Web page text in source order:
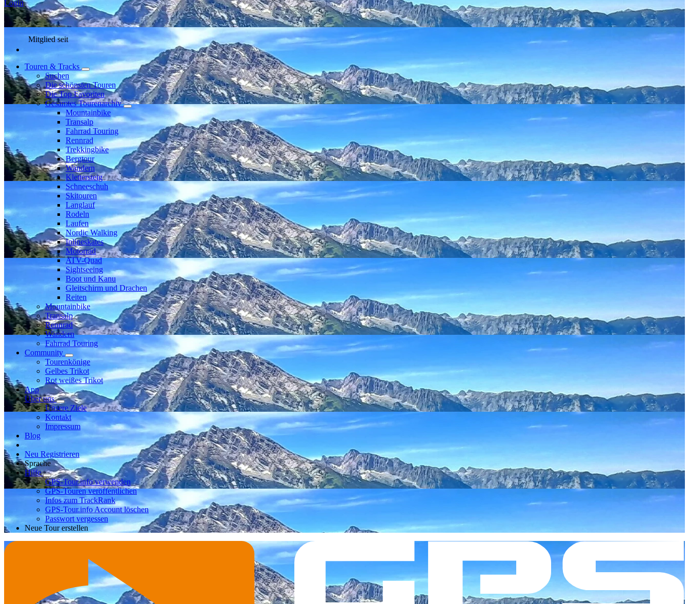
Login
Mitglied seit
Touren & Tracks
Suchen
Die schönsten Touren
Die Top Favoriten
Gesamtes Tourenarchiv
Mountainbike
Transalp
Fahrrad Touring
Rennrad
Trekkingbike
Bergtour
Wandern
Klettersteig
Schneeschuh
Skitouren
Langlauf
Rodeln
Laufen
Nordic Walking
Inlineskates
Motorrad
ATV-Quad
Sightseeing
Boot und Kanu
Gleitschirm und Drachen
Reiten
Mountainbike
Transalp
Rennrad
Wandern
Fahrrad Touring
Community
Tourenkönige
Gelbes Trikot
Rot weißes Trikot
App
Über uns
Unsere Ziele
Kontakt
Impressum
Blog
Neu Registrieren
Sprache
Hilfe
GPS-Tour.info verwenden
GPS-Touren veröffentlichen
Infos zum TrackRank
GPS-Tour.info Account löschen
Passwort vergessen
Neue Tour erstellen